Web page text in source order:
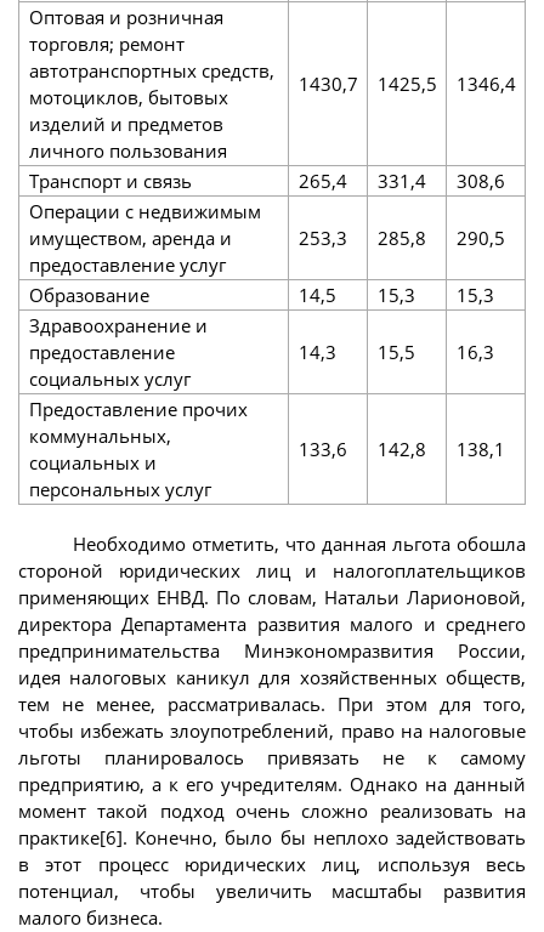
Оптовая и розничная
торговля; ремонт
автотранспортных средств,
мотоциклов, бытовых
изделий и предметов
личного пользования
1430,7 1425,5 1346,4
Транспорт и связь 265,4 331,4
308,6
Операции с недвижимым
имуществом, аренда и
предоставление услуг
253,3 285,8 290,5
Образование 14,5 15,3
15,3
Здравоохранение и
предоставление
социальных услуг
14,3 15,5 16,3
Предоставление прочих
коммунальных,
социальных и
персональных услуг
133,6 142,8 138,1
Необходимо отметить, что данная льгота обошла
стороной юридических лиц и налогоплательщиков
применяющих ЕНВД. По словам, Натальи Ларионовой,
директора Департамента развития малого и среднего
предпринимательства Минэкономразвития России,
идея налоговых каникул для хозяйственных обществ,
тем не менее, рассматривалась. При этом для того,
чтобы избежать злоупотреблений, право на налоговые
льготы планировалось привязать не к самому
предприятию, а к его учредителям. Однако на данный
момент такой подход очень сложно реализовать на
практике[6]. Конечно, было бы неплохо задействовать
в этот процесс юридических лиц, используя весь
потенциал, чтобы увеличить масштабы развития
малого бизнеса.